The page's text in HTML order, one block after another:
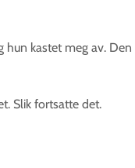
hun kastet meg av. Den
Slik fortsatte det.